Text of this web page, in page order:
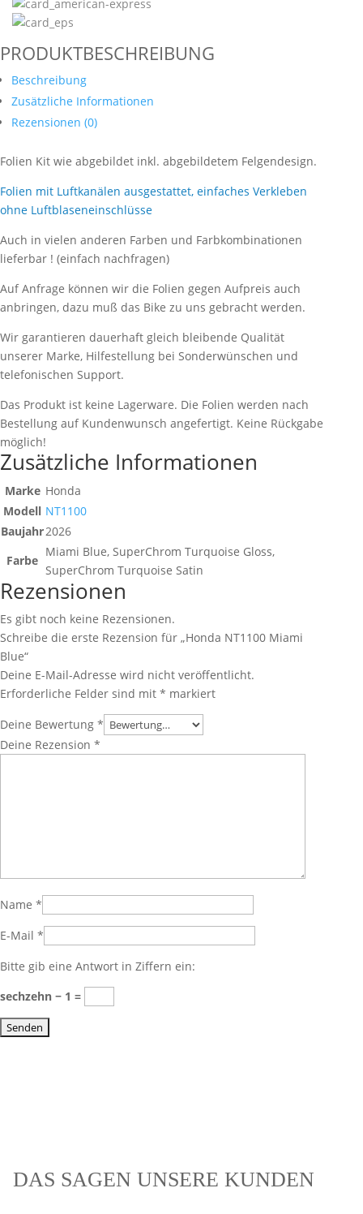
PRODUKTBESCHREIBUNG
Beschreibung
Zusätzliche Informationen
Rezensionen (0)
Folien Kit wie abgebildet inkl. abgebildetem Felgendesign.
Folien mit Luftkanälen ausgestattet, einfaches Verkleben
ohne Luftblaseneinschlüsse
Auch in vielen anderen Farben und Farbkombinationen
lieferbar ! (einfach nachfragen)
Auf Anfrage können wir die Folien gegen Aufpreis auch
anbringen, dazu muß das Bike zu uns gebracht werden.
Wir garantieren dauerhaft gleich bleibende Qualität
unserer Marke, Hilfestellung bei Sonderwünschen und
telefonischen Support.
Das Produkt ist keine Lagerware. Die Folien werden nach
Bestellung auf Kundenwunsch angefertigt. Keine Rückgabe
möglich!
Zusätzliche Informationen
Marke Honda
Modell NT1100
Baujahr2026
Farbe
Miami Blue, SuperChrom Turquoise Gloss,
SuperChrom Turquoise Satin
Rezensionen
Es gibt noch keine Rezensionen.
Schreibe die erste Rezension für „Honda NT1100 Miami
Blue“
Deine E-Mail-Adresse wird nicht veröffentlicht.
Erforderliche Felder sind mit * markiert
Deine Bewertung *
Deine Rezension *
Name *
E-Mail *
Bitte gib eine Antwort in Ziffern ein:
sechzehn − 1 =
DAS SAGEN UNSERE KUNDEN